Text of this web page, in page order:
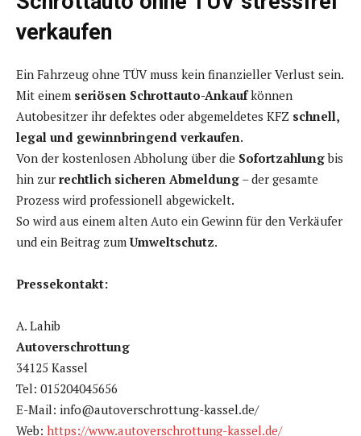
verkaufen
Ein Fahrzeug ohne TÜV muss kein finanzieller Verlust sein.
Mit einem seriösen Schrottauto-Ankaufkönnen
Autobesitzer ihr defektes oder abgemeldetes KFZ schnell,
legal und gewinnbringend verkaufen.
Von der kostenlosen Abholung über die Sofortzahlungbis
hin zur rechtlich sicheren Abmeldung – der gesamte
Prozess wird professionell abgewickelt.
So wird aus einem alten Auto ein Gewinn für den Verkäufer
und ein Beitrag zumUmweltschutz.
Pressekontakt:
A. Lahib
Autoverschrottung
34125 Kassel
Tel: 015204045656
E-Mail: info@autoverschrottung-kassel.de/
Web: https://www.autoverschrottung-kassel.de/